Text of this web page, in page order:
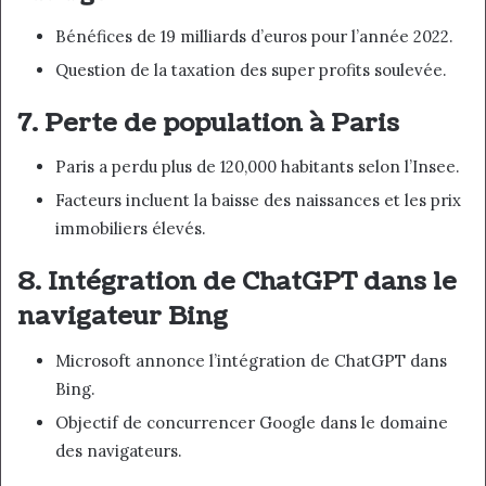
Bénéfices de 19 milliards d’euros pour l’année 2022.
Question de la taxation des super profits soulevée.
7. Perte de population à Paris
Paris a perdu plus de 120,000 habitants selon l’Insee.
Facteurs incluent la baisse des naissances et les prix
immobiliers élevés.
8. Intégration de ChatGPT dans le
navigateur Bing
Microsoft annonce l’intégration de ChatGPT dans
Bing.
Objectif de concurrencer Google dans le domaine
des navigateurs.